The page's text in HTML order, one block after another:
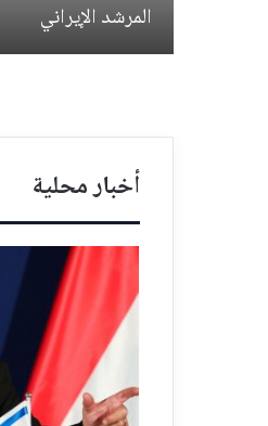
المرشد الإيراني
أخبار محلية